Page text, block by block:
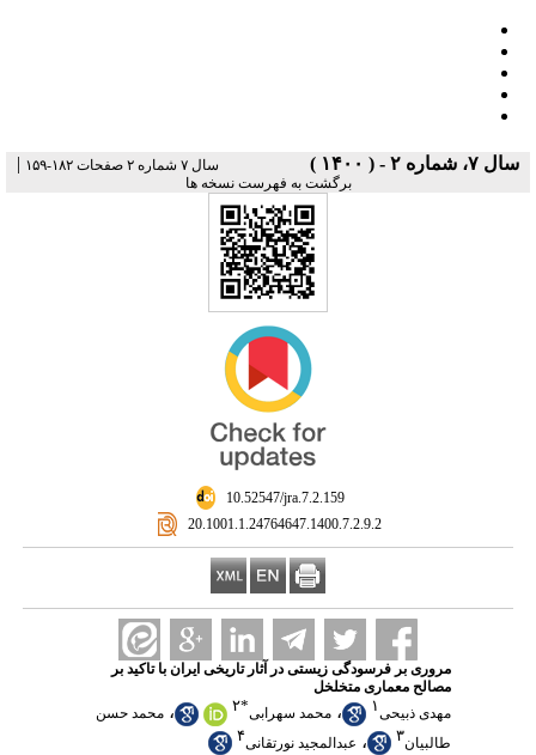
سال ۷، شماره ۲ - ( ۱۴۰۰ ) سال ۷ شماره ۲ صفحات ۱۸۲-۱۵۹ |
برگشت به فهرست نسخه ها
‎ 10.52547/jra.7.2.159
‎ 20.1001.1.24764647.1400.7.2.9.2
مروری بر فرسودگی زیستی در آثار تاریخی ایران با تاکید بر
مصالح معماری متخلخل
مهدی ذبیحی۱ ، محمد سهرابی*۲ ، محمد حسن
طالبیان۳ ، عبدالمجید نورتقانی۴